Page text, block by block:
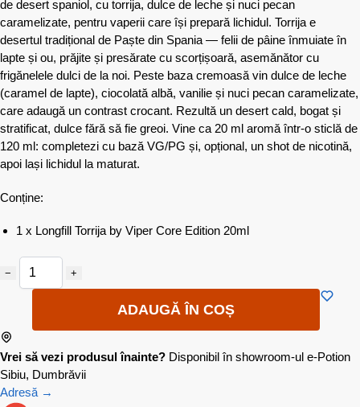
de desert spaniol, cu torrija, dulce de leche și nuci pecan
caramelizate, pentru vaperii care își prepară lichidul. Torrija e
desertul tradițional de Paște din Spania — felii de pâine înmuiate în
lapte și ou, prăjite și presărate cu scorțișoară, asemănător cu
frigănelele dulci de la noi. Peste baza cremoasă vin dulce de leche
(caramel de lapte), ciocolată albă, vanilie și nuci pecan caramelizate,
care adaugă un contrast crocant. Rezultă un desert cald, bogat și
stratificat, dulce fără să fie greoi. Vine ca 20 ml aromă într-o sticlă de
120 ml: completezi cu bază VG/PG și, opțional, un shot de nicotină,
apoi lași lichidul la maturat.
Conține:
1 x Longfill Torrija by Viper Core Edition 20ml
− +
ADAUGĂ ÎN COȘ
Vrei să vezi produsul înainte? Disponibil în showroom-ul e-Potion
Sibiu, Dumbrăvii
Adresă →